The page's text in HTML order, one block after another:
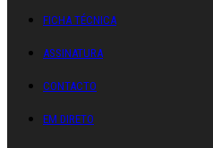
FICHA TÉCNICA
ASSINATURA
CONTACTO
EM DIRETO